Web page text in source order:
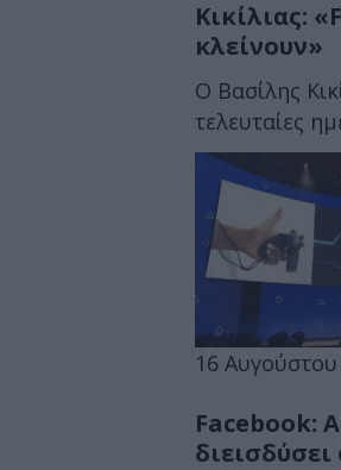
Κικίλιας:
κλείνουν»
Ο Βασίλης
τελευταίες
16
Facebook: